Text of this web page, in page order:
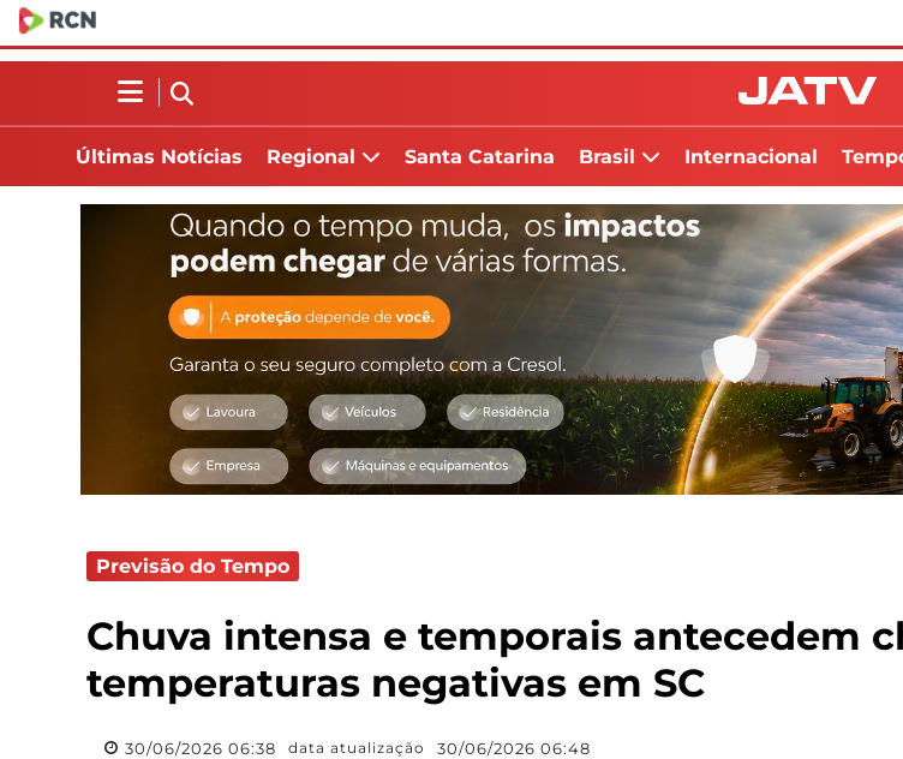
Últimas Notícias Regional Santa Catarina Brasil Internacional
Previsão do Tempo
Chuva intensa e temporais antecedem
temperaturas negativas em SC
30/06/2026 06:38 data atualização 30/06/2026 06:48